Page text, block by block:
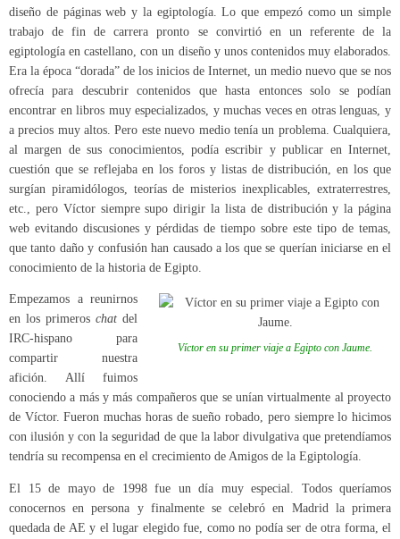
diseño de páginas web y la egiptología. Lo que empezó como un simple
trabajo de fin de carrera pronto se convirtió en un referente de la
egiptología en castellano, con un diseño y unos contenidos muy elaborados.
Era la época “dorada” de los inicios de Internet, un medio nuevo que se nos
ofrecía para descubrir contenidos que hasta entonces solo se podían
encontrar en libros muy especializados, y muchas veces en otras lenguas, y
a precios muy altos. Pero este nuevo medio tenía un problema. Cualquiera,
al margen de sus conocimientos, podía escribir y publicar en Internet,
cuestión que se reflejaba en los foros y listas de distribución, en los que
surgían piramidólogos, teorías de misterios inexplicables, extraterrestres,
etc., pero Víctor siempre supo dirigir la lista de distribución y la página
web evitando discusiones y pérdidas de tiempo sobre este tipo de temas,
que tanto daño y confusión han causado a los que se querían iniciarse en el
conocimiento de la historia de Egipto.
Víctor en su primer viaje a Egipto con Jaume.
Empezamos a reunirnos
en los primeros chat del
IRC-hispano para
compartir nuestra
afición. Allí fuimos
conociendo a más y más compañeros que se unían virtualmente al proyecto
de Víctor. Fueron muchas horas de sueño robado, pero siempre lo hicimos
con ilusión y con la seguridad de que la labor divulgativa que pretendíamos
tendría su recompensa en el crecimiento de Amigos de la Egiptología.
El 15 de mayo de 1998 fue un día muy especial. Todos queríamos
conocernos en persona y finalmente se celebró en Madrid la primera
quedada de AE y el lugar elegido fue, como no podía ser de otra forma, el